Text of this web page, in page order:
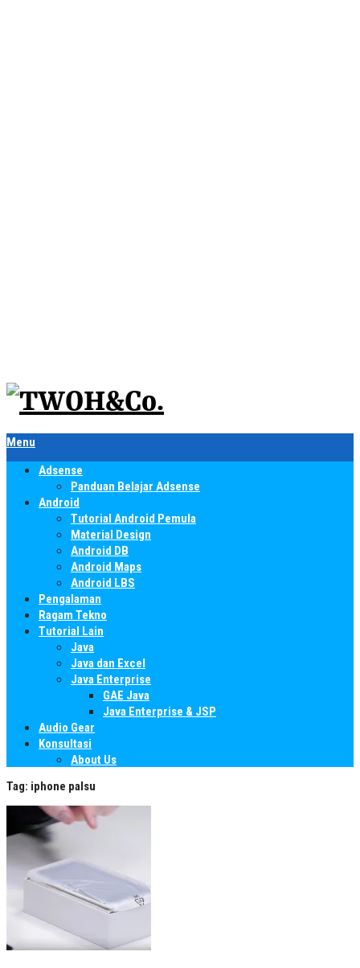
Menu
Adsense
Panduan Belajar Adsense
Android
Tutorial Android Pemula
Material Design
Android DB
Android Maps
Android LBS
Pengalaman
Ragam Tekno
Tutorial Lain
Java
Java dan Excel
Java Enterprise
GAE Java
Java Enterprise & JSP
Audio Gear
Konsultasi
About Us
Tag: iphone palsu